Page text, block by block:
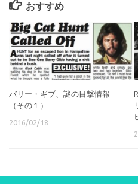
おすすめ
バリー・ギブ、謎の目撃情報
（その１）
2016/02/18